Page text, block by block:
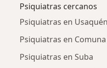
Psiquiatras cercanos
Psiquiatras en Usaquén
Psiquiatras en
Psiquiatras en Suba